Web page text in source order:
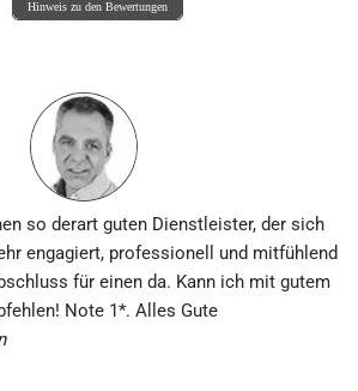
Hinweis zu den Bewertungen
so derart guten Dienstleister, der sich
engagiert, professionell und mitfühlend
für einen da. Kann ich mit gutem
Note 1*. Alles Gute